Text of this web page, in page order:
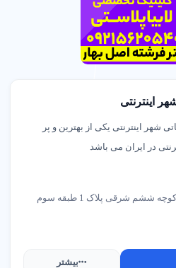
اینترنتی
شهر اینترنتی یکی از بهترین و پر
در ایران می باشد
شرقی پلاک 1 طبقه سوم
بیشتر